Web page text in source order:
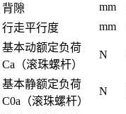
背隙
mm
行走平行度
mm
基本动额定负荷
Ca（滚珠螺杆）
N
基本静额定负荷
C0a（滚珠螺杆）
N